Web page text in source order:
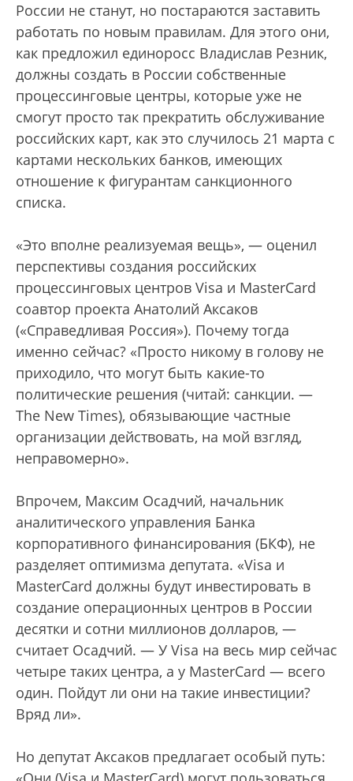
России не станут, но постараются заставить
работать по новым правилам. Для этого они,
как предложил единоросс Владислав Резник,
должны создать в России собственные
процессинговые центры, которые уже не
смогут просто так прекратить обслуживание
российских карт, как это случилось 21 марта с
картами нескольких банков, имеющих
отношение к фигурантам санкционного
списка.
«Это вполне реализуемая вещь», — оценил
перспективы создания российских
процессинговых центров Visa и MasterCard
соавтор проекта Анатолий Аксаков
(«Справедливая Россия»). Почему тогда
именно сейчас? «Просто никому в голову не
приходило, что могут быть какие-то
политические решения (читай: санкции. —
The Nеw Times), обязывающие частные
организации действовать, на мой взгляд,
неправомерно».
Впрочем, Максим Осадчий, начальник
аналитического управления Банка
корпоративного финансирования (БКФ), не
разделяет оптимизма депутата. «Visa и
MasterCard должны будут инвестировать в
создание операционных центров в России
десятки и сотни миллионов долларов, —
считает Осадчий. — У Visa на весь мир сейчас
четыре таких центра, а у MasterCard — всего
один. Пойдут ли они на такие инвестиции?
Вряд ли».
Но депутат Аксаков предлагает особый путь: